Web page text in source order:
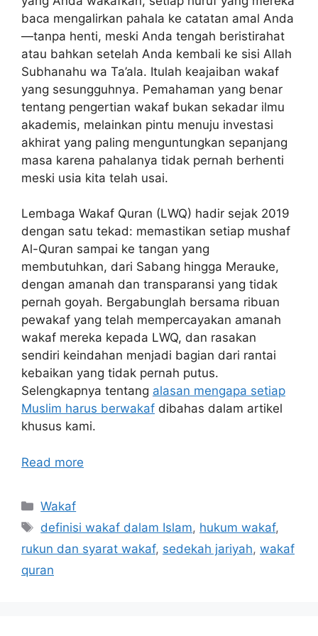
baca mengalirkan pahala ke catatan amal Anda
—tanpa henti, meski Anda tengah beristirahat
atau bahkan setelah Anda kembali ke sisi Allah
Subhanahu wa Ta’ala. Itulah keajaiban wakaf
yang sesungguhnya. Pemahaman yang benar
tentang pengertian wakaf bukan sekadar ilmu
akademis, melainkan pintu menuju investasi
akhirat yang paling menguntungkan sepanjang
masa karena pahalanya tidak pernah berhenti
meski usia kita telah usai.
Lembaga Wakaf Quran (LWQ) hadir sejak 2019
dengan satu tekad: memastikan setiap mushaf
Al-Quran sampai ke tangan yang
membutuhkan, dari Sabang hingga Merauke,
dengan amanah dan transparansi yang tidak
pernah goyah. Bergabunglah bersama ribuan
pewakaf yang telah mempercayakan amanah
wakaf mereka kepada LWQ, dan rasakan
sendiri keindahan menjadi bagian dari rantai
kebaikan yang tidak pernah putus.
Selengkapnya tentang alasan mengapa setiap
Muslim harus berwakaf dibahas dalam artikel
khusus kami.
Read more
Categories
Wakaf
Tags
definisi wakaf dalam Islam, hukum wakaf,
rukun dan syarat wakaf, sedekah jariyah, wakaf
quran